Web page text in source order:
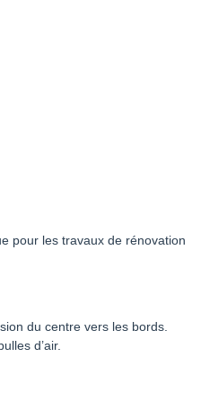
pour les travaux de rénovation
du centre vers les bords.
d’air.